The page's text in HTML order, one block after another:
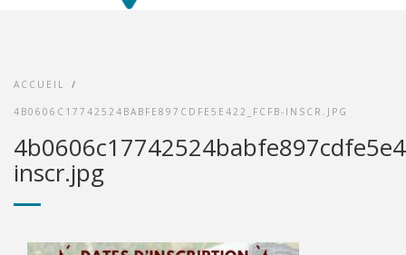
ACCUEIL /
4B0606C17742524BABFE897CDFE5E422_FCFB-INSCR.JPG
inscr.jpg